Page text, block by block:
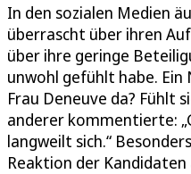
In den sozialen Medien
überrascht über ihren
über ihre geringe
unwohl gefühlt habe. Ein
Frau Deneuve da? Fühlt
anderer kommentierte:
langweilt sich.“
Reaktion der Kandidaten